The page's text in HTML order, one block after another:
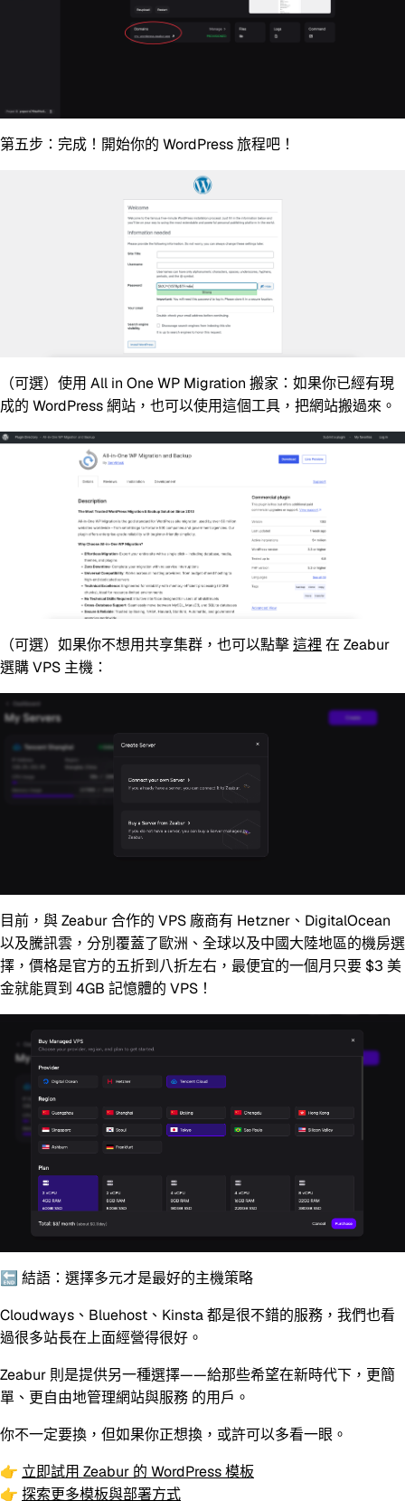
第五步：完成！開始你的 WordPress 旅程吧！
（可選）使用 All in One WP Migration 搬家：如果你已經有現
成的 WordPress 網站，也可以使用這個工具，把網站搬過來。
（可選）如果你不想用共享集群，也可以點擊這裡在 Zeabur
選購 VPS 主機：
目前，與 Zeabur 合作的 VPS 廠商有 Hetzner、DigitalOcean
以及騰訊雲，分別覆蓋了歐洲、全球以及中國大陸地區的機房選
擇，價格是官方的五折到八折左右，最便宜的一個月只要 $3 美
金就能買到 4GB 記憶體的 VPS！
🔚 結語：選擇多元才是最好的主機策略
Cloudways、Bluehost、Kinsta 都是很不錯的服務，我們也看
過很多站長在上面經營得很好。
Zeabur 則是提供另一種選擇——給那些希望在新時代下， 更簡
單、更自由地管理網站與服務 的用戶。
你不一定要換，但如果你正想換， 或許可以多看一眼。
👉 立即試用 Zeabur 的 WordPress 模板
👉 探索更多模板與部署方式